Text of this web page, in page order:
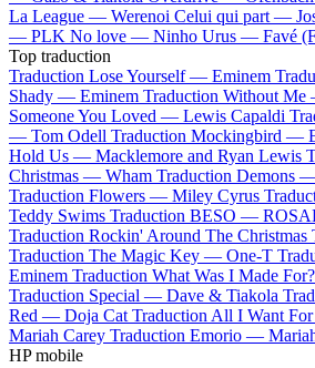
La League — Werenoi Celui qui part —
— PLK No love — Ninho Urus — Favé
Top traduction
Traduction Lose Yourself — Eminem
Shady — Eminem Traduction Without
Someone You Loved — Lewis Capaldi
— Tom Odell Traduction Mockingbird —
Hold Us — Macklemore and Ryan Lewis
Christmas — Wham Traduction Demons
Traduction Flowers — Miley Cyrus
Teddy Swims Traduction BESO —
Traduction Rockin' Around The
Traduction The Magic Key — One-T
Eminem Traduction What Was I Made
Traduction Special — Dave & Tiakola
Red — Doja Cat Traduction All I Want
Mariah Carey Traduction Emorio —
HP mobile